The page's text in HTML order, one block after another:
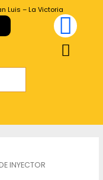
Luis – La Victoria
INYECTOR